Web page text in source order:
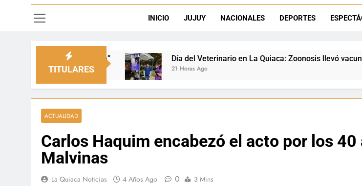
INICIO JUJUY NACIONALES DEPORTES
TITULARES
Día del Veterinario en La Quiaca: Zoonosis llevó vacunación antirrábica a Piedra Negra
21 Horas Ago
ACTUALIDAD
Carlos Haquim encabezó el acto por los 40
Malvinas
La Quiaca Noticias 4 Años Ago 0 3 Mins